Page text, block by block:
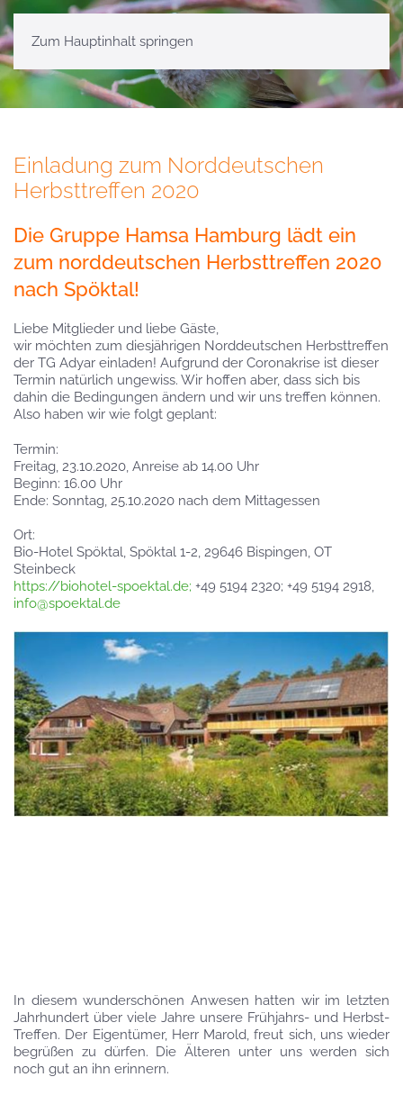
Zum Hauptinhalt springen
Einladung zum Norddeutschen
Herbsttreffen 2020
Die Gruppe Hamsa Hamburg lädt ein
zum norddeutschen Herbsttreffen 2020
nach Spöktal!
Liebe Mitglieder und liebe Gäste,
wir möchten zum diesjährigen Norddeutschen Herbsttreffen
der TG Adyar einladen! Aufgrund der Coronakrise ist dieser
Termin natürlich ungewiss. Wir hoffen aber, dass sich bis
dahin die Bedingungen ändern und wir uns treffen können.
Also haben wir wie folgt geplant:
Termin:
Freitag, 23.10.2020, Anreise ab 14.00 Uhr
Beginn: 16.00 Uhr
Ende: Sonntag, 25.10.2020 nach dem Mittagessen
Ort:
Bio-Hotel Spöktal, Spöktal 1-2, 29646 Bispingen, OT
Steinbeck
https://biohotel-spoektal.de; +49 5194 2320; +49 5194 2918,
info@spoektal.de
In diesem wunderschönen Anwesen hatten wir im letzten
Jahrhundert über viele Jahre unsere Frühjahrs- und Herbst-
Treffen. Der Eigentümer, Herr Marold, freut sich, uns wieder
begrüßen zu dürfen. Die Älteren unter uns werden sich
noch gut an ihn erinnern.